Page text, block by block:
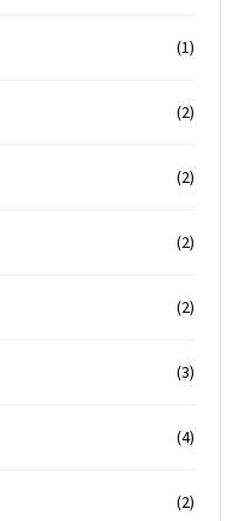
(1)
(2)
(2)
(2)
(2)
(3)
(4)
(2)